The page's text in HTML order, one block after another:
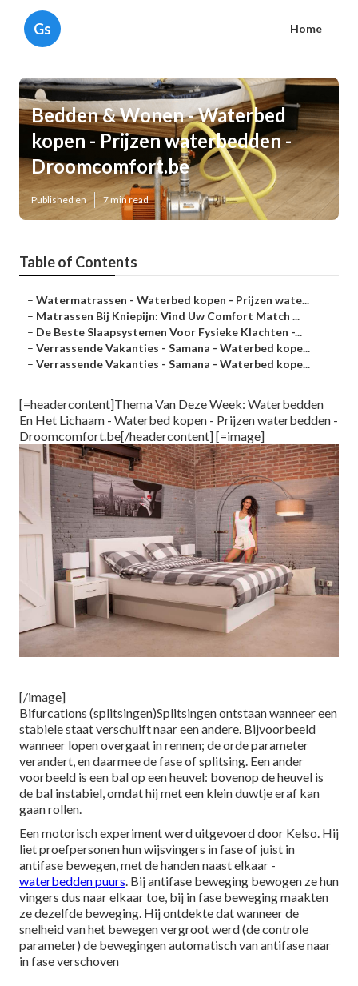
Gs Home
Bedden & Wonen - Waterbed
kopen - Prijzen waterbedden -
Droomcomfort.be
Published en 7 min read
Table of Contents
– Watermatrassen - Waterbed kopen - Prijzen wate...
– Matrassen Bij Kniepijn: Vind Uw Comfort Match ...
– De Beste Slaapsystemen Voor Fysieke Klachten -...
– Verrassende Vakanties - Samana - Waterbed kope...
– Verrassende Vakanties - Samana - Waterbed kope...
[=headercontent]Thema Van Deze Week: Waterbedden
En Het Lichaam - Waterbed kopen - Prijzen waterbedden -
Droomcomfort.be[/headercontent] [=image]
[/image]
Bifurcations (splitsingen)Splitsingen ontstaan wanneer een
stabiele staat verschuift naar een andere. Bijvoorbeeld
wanneer lopen overgaat in rennen; de orde parameter
verandert, en daarmee de fase of splitsing. Een ander
voorbeeld is een bal op een heuvel: bovenop de heuvel is
de bal instabiel, omdat hij met een klein duwtje eraf kan
gaan rollen.
Een motorisch experiment werd uitgevoerd door Kelso. Hij
liet proefpersonen hun wijsvingers in fase of juist in
antifase bewegen, met de handen naast elkaar -
waterbedden puurs. Bij antifase beweging bewogen ze hun
vingers dus naar elkaar toe, bij in fase beweging maakten
ze dezelfde beweging. Hij ontdekte dat wanneer de
snelheid van het bewegen vergroot werd (de controle
parameter) de bewegingen automatisch van antifase naar
in fase verschoven